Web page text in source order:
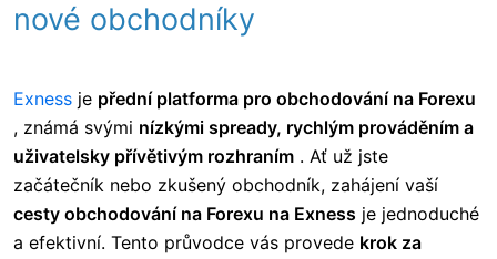
nové obchodníky
Exness je přední platforma pro obchodování na Forexu
, známá svými nízkými spready, rychlým prováděním a
uživatelsky přívětivým rozhraním . Ať už jste
začátečník nebo zkušený obchodník, zahájení vaší
cesty obchodování na Forexu na Exness je jednoduché
a efektivní. Tento průvodce vás provede krok za